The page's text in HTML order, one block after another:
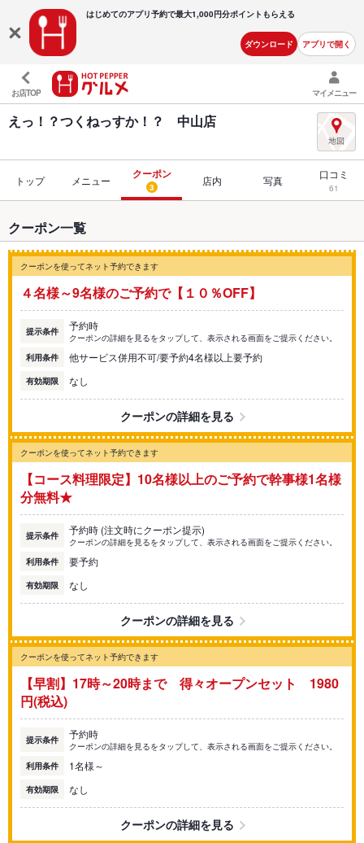
はじめてのアプリ予約で最大1,000円分ポイントもらえる
ダウンロード アプリで開く
お店TOP マイメニュー
えっ！？つくねっすか！？ 中山店
トップ メニュー クーポン
3 店内 写真 口コミ
61
クーポン一覧
クーポンを使ってネット予約できます
４名様～9名様のご予約で【１０％OFF】
提示条件 予約時
クーポンの詳細を見るをタップして、表示される画面をご提示ください。
利用条件
他サービス併用不可/要予約4名様以上要予約
有効期限 なし
クーポンの詳細を見る
クーポンを使ってネット予約できます
【コース料理限定】10名様以上のご予約で幹事様1名様
分無料★
提示条件 予約時 (注文時にクーポン提示)
クーポンの詳細を見るをタップして、表示される画面をご提示ください。
利用条件
要予約
有効期限 なし
クーポンの詳細を見る
クーポンを使ってネット予約できます
【早割】17時～20時まで 得々オープンセット 1980
円(税込)
提示条件 予約時
クーポンの詳細を見るをタップして、表示される画面をご提示ください。
利用条件
1名様～
有効期限 なし
クーポンの詳細を見る